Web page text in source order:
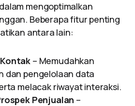
mengoptimalkan
Beberapa fitur penting
antara lain:
– Memudahkan
dan pengelolaan data
melacak riwayat interaksi.
Penjualan –